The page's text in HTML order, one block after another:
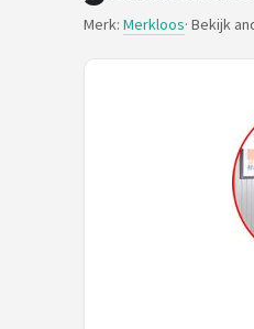
Beveiligingscamera's
Merk: Merkloos· Bekijk